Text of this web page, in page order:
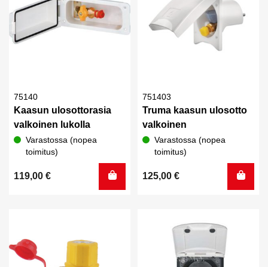
75140
Kaasun ulosottorasia
valkoinen lukolla
Varastossa (nopea
toimitus)
119,00 €
751403
Truma kaasun ulosotto
valkoinen
Varastossa (nopea
toimitus)
125,00 €